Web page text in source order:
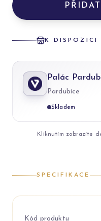
K DISPOZICI
Palác
Pardubice
Skladem
Kliknutím zobrazíte
SPECIFIKACE
Kód produktu